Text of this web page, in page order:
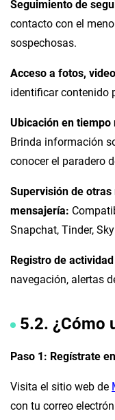
Seguimiento de
contacto con el
sospechosas.
Acceso a fotos,
identificar contenido
Ubicación en
Brinda información
conocer el paradero
Supervisión de
mensajería:
Snapchat, Tinder,
Registro de
navegación, alertas
5.2. ¿Cómo
Paso 1: Regístrate
Visita el sitio web de
con tu correo